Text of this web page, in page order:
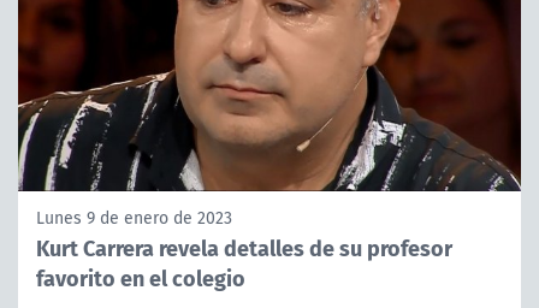
Lunes 9 de enero de 2023
Kurt Carrera revela detalles de su profesor
favorito en el colegio